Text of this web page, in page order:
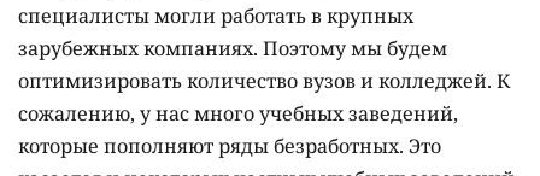
специалисты могли работать в крупных
зарубежных компаниях. Поэтому мы будем
оптимизировать количество вузов и колледжей. К
сожалению, у нас много учебных заведений,
которые пополняют ряды безработных. Это